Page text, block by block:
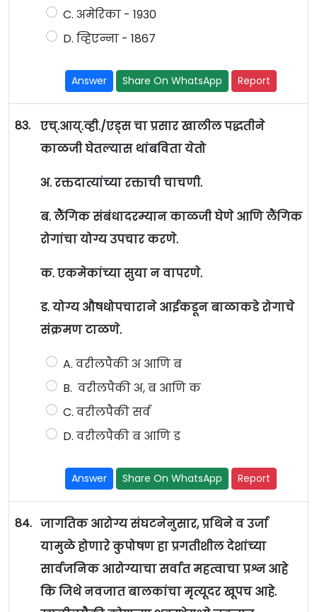
C. अमेरिका - 1930
D. व्हिएन्ना - 1867
Answer Share On WhatsApp Report
83.
एच्.आय्.व्ही./एड्स चा प्रसार खालील पद्धतीने
काळजी घेतल्यास थांबविता येतो
अ. रक्तदात्यांच्या रक्ताची चाचणी.
ब. लैंगिक संबंधादरम्यान काळजी घेणे आणि लैंगिक
रोगांचा योग्य उपचार करणे.
क. एकमेकांच्या सुया न वापरणे.
ड. योग्य औषधोपचाराने आईकडून बाळाकडे रोगाचे
संक्रमण टाळणे.
A. वरीलपैकी अ आणि ब
B. वरीलपैकी अ, ब आणि क
C. वरीलपैकी सर्व
D. वरीलपैकी ब आणि ड
Answer Share On WhatsApp Report
84. जागतिक आरोग्य संघटनेनुसार, प्रथिने व उर्जा
यामुळे होणारे कुपोषण हा प्रगतीशील देशांच्या
सार्वजनिक आरोग्याचा सर्वात महत्वाचा प्रश्न आहे
कि जिथे नवजात बालकांचा मृत्यूदर खूपच आहे.